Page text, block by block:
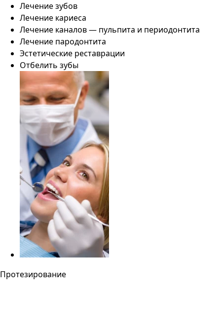
Лечение зубов
Лечение кариеса
Лечение каналов — пульпита и периодонтита
Лечение пародонтита
Эстетические реставрации
Отбелить зубы
Протезирование